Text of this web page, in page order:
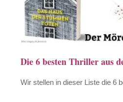
Die 6 besten Thriller aus
Wir stellen in dieser Liste die 6